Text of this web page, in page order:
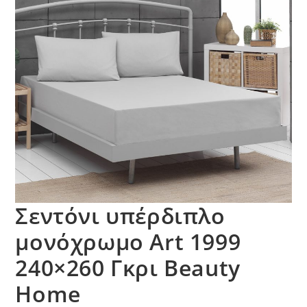
Σεντόνι υπέρδιπλο
μονόχρωμο Art 1999
240×260 Γκρι Beauty
Home